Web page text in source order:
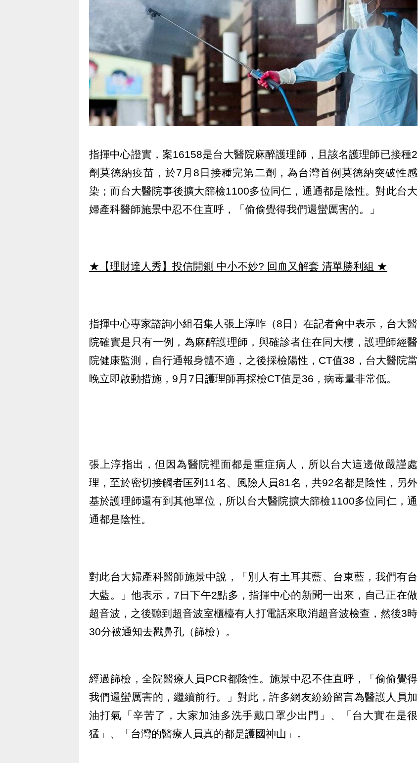
指揮中心證實，案16158是台大醫院麻醉護理師，且該名護理師已接種2
劑莫德納疫苗，於7月8日接種完第二劑，為台灣首例莫德納突破性感
染；而台大醫院事後擴大篩檢1100多位同仁，通通都是陰性。對此台大
婦產科醫師施景中忍不住直呼，「偷偷覺得我們還蠻厲害的。」
★【理財達人秀】投信開鍘 中小不妙? 回血又解套 清單勝利組 ★
指揮中心專家諮詢小組召集人張上淳昨（8日）在記者會中表示，台大醫
院確實是只有一例，為麻醉護理師，與確診者住在同大樓，護理師經醫
院健康監測，自行通報身體不適，之後採檢陽性，CT值38，台大醫院當
晚立即啟動措施，9月7日護理師再採檢CT值是36，病毒量非常低。
張上淳指出，但因為醫院裡面都是重症病人，所以台大這邊做嚴謹處
理，至於密切接觸者匡列11名、風險人員81名，共92名都是陰性，另外
基於護理師還有到其他單位，所以台大醫院擴大篩檢1100多位同仁，通
通都是陰性。
對此台大婦產科醫師施景中說，「別人有土耳其藍、台東藍，我們有台
大藍。」他表示，7日下午2點多，指揮中心的新聞一出來，自己正在做
超音波，之後聽到超音波室櫃檯有人打電話來取消超音波檢查，然後3時
30分被通知去戳鼻孔（篩檢）。
經過篩檢，全院醫療人員PCR都陰性。施景中忍不住直呼，「偷偷覺得
我們還蠻厲害的，繼續前行。」對此，許多網友紛紛留言為醫護人員加
油打氣「辛苦了，大家加油多洗手戴口罩少出門」、「台大實在是很
猛」、「台灣的醫療人員真的都是護國神山」。